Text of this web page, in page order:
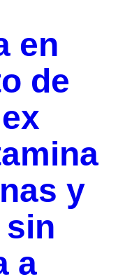
en
de
y
sin
a